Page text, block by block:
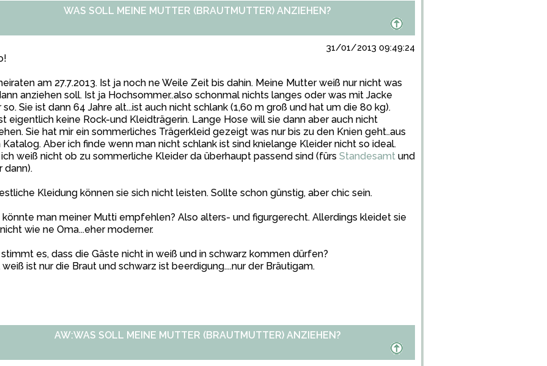
WAS SOLL MEINE MUTTER (BRAUTMUTTER) ANZIEHEN?
31/01/2013 09:49:24
am 27.7.2013. Ist ja noch ne Weile Zeit bis dahin. Meine Mutter weiß nur nicht was
anziehen soll. Ist ja Hochsommer..also schonmal nichts langes oder was mit Jacke
so. Sie ist dann 64 Jahre alt...ist auch nicht schlank (1,60 m groß und hat um die 80 kg).
eigentlich keine Rock-und Kleidträgerin. Lange Hose will sie dann aber auch nicht
Sie hat mir ein sommerliches Trägerkleid gezeigt was nur bis zu den Knien geht..aus
Katalog. Aber ich finde wenn man nicht schlank ist sind knielange Kleider nicht so ideal.
weiß nicht ob zu sommerliche Kleider da überhaupt passend sind (fürs Standesamt und
dann).
Kleidung können sie sich nicht leisten. Sollte schon günstig, aber chic sein.
könnte man meiner Mutti empfehlen? Also alters- und figurgerecht. Allerdings kleidet sie
wie ne Oma...eher moderner.
es, dass die Gäste nicht in weiß und in schwarz kommen dürfen?
ist nur die Braut und schwarz ist beerdigung....nur der Bräutigam.
AW:WAS SOLL MEINE MUTTER (BRAUTMUTTER) ANZIEHEN?